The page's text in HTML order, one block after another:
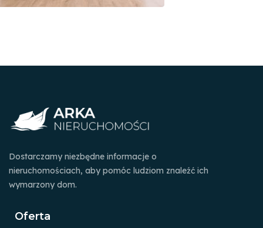
Dostarczamy niezbędne informacje o
nieruchomościach, aby pomóc ludziom znaleźć ich
wymarzony dom.
Oferta